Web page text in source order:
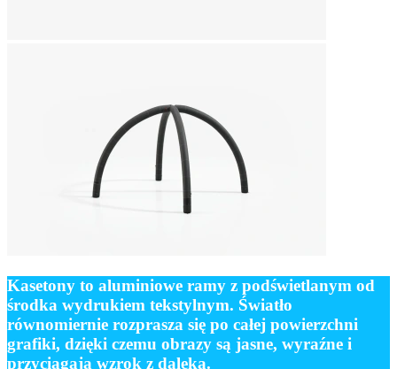
Kasetony to aluminiowe ramy z podświetlanym od
środka wydrukiem tekstylnym. Światło
równomiernie rozprasza się po całej powierzchni
grafiki, dzięki czemu obrazy są jasne, wyraźne i
przyciągają wzrok z daleka.